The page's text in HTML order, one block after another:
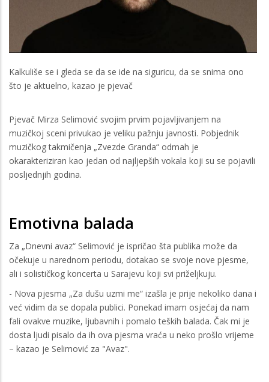
Kalkuliše se i gleda se da se ide na siguricu, da se snima ono
što je aktuelno, kazao je pjevač
Pjevač Mirza Selimović svojim prvim pojavljivanjem na
muzičkoj sceni privukao je veliku pažnju javnosti. Pobjednik
muzičkog takmičenja „Zvezde Granda“ odmah je
okarakteriziran kao jedan od najljepših vokala koji su se pojavili
posljednjih godina.
Emotivna balada
Za „Dnevni avaz“ Selimović je ispričao šta publika može da
očekuje u narednom periodu, dotakao se svoje nove pjesme,
ali i solističkog koncerta u Sarajevu koji svi priželjkuju.
- Nova pjesma „Za dušu uzmi me“ izašla je prije nekoliko dana i
već vidim da se dopala publici. Ponekad imam osjećaj da nam
fali ovakve muzike, ljubavnih i pomalo teških balada. Čak mi je
dosta ljudi pisalo da ih ova pjesma vraća u neko prošlo vrijeme
– kazao je Selimović za "Avaz".